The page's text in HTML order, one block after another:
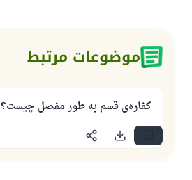
موضوعات مرتبط
کفاره‌ی قسم به طور مفصل چیست؟